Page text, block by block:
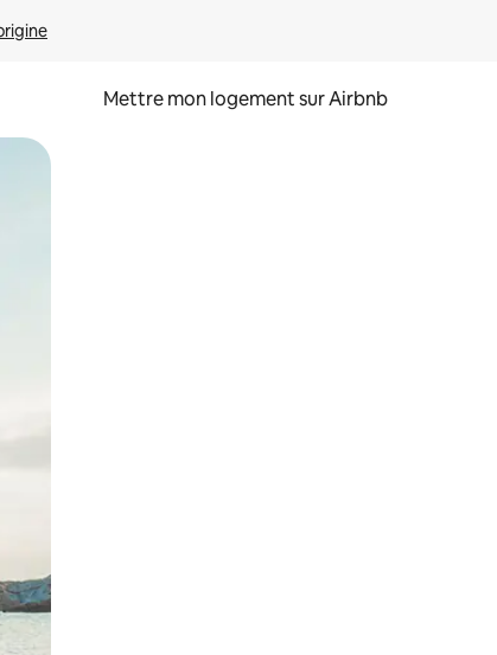
Mettre mon logement sur Airbnb